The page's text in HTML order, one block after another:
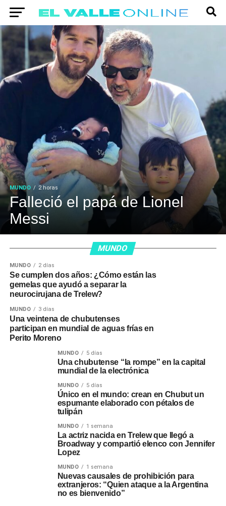
MUNDO 2 horas
Falleció el papá de Lionel
Messi
MUNDO
MUNDO 2 días
Se cumplen dos años: ¿Cómo están las
gemelas que ayudó a separar la
neurocirujana de Trelew?
MUNDO 3 días
Una veintena de chubutenses
participan en mundial de aguas frías en
Perito Moreno
MUNDO 5 días
Una chubutense “la rompe” en la capital
mundial de la electrónica
MUNDO 5 días
Único en el mundo: crean en Chubut un
espumante elaborado con pétalos de
tulipán
MUNDO 1 semana
La actriz nacida en Trelew que llegó a
Broadway y compartió elenco con Jennifer
Lopez
MUNDO 1 semana
Nuevas causales de prohibición para
extranjeros: “Quien ataque a la Argentina
no es bienvenido”